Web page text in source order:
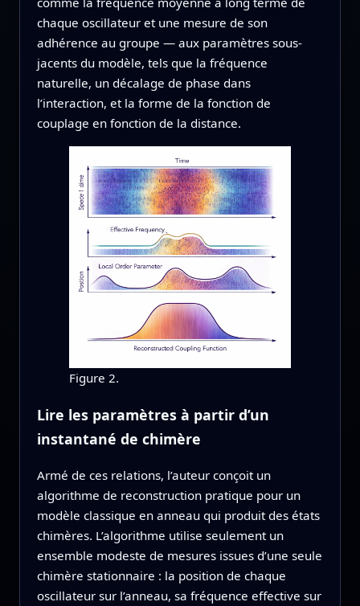
chaque oscillateur et une mesure de son
adhérence au groupe — aux paramètres sous-
jacents du modèle, tels que la fréquence
naturelle, un décalage de phase dans
l’interaction, et la forme de la fonction de
couplage en fonction de la distance.
Figure 2.
Lire les paramètres à partir d’un
instantané de chimère
Armé de ces relations, l’auteur conçoit un
algorithme de reconstruction pratique pour un
modèle classique en anneau qui produit des états
chimères. L’algorithme utilise seulement un
ensemble modeste de mesures issues d’une seule
chimère stationnaire : la position de chaque
oscillateur sur l’anneau, sa fréquence effective sur